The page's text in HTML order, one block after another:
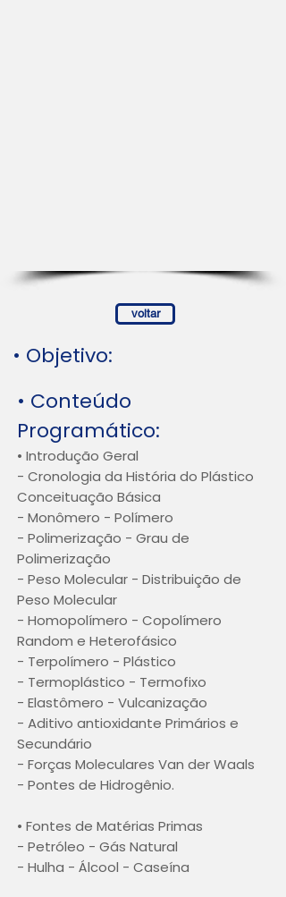
voltar
• Objetivo:
• Conteúdo
Programático:
• Introdução Geral
- Cronologia da História do Plástico
Conceituação Básica
- Monômero - Polímero
- Polimerização - Grau de
Polimerização
- Peso Molecular - Distribuição de
Peso Molecular
- Homopolímero - Copolímero
Random e Heterofásico
- Terpolímero - Plástico
- Termoplástico - Termofixo
- Elastômero - Vulcanização
- Aditivo antioxidante Primários e
Secundário
- Forças Moleculares Van der Waals
- Pontes de Hidrogênio.
• Fontes de Matérias Primas
- Petróleo - Gás Natural
- Hulha - Álcool - Caseína